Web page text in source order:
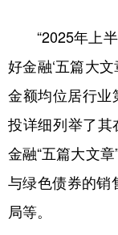
浙江
山东
广东
四川
“2025年上半
好金融‘五篇大
金额均位居行业
投详细列举了其
金融“五篇大文
与绿色债券的销
局等。